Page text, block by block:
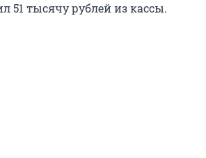
51 тысячу рублей из кассы.